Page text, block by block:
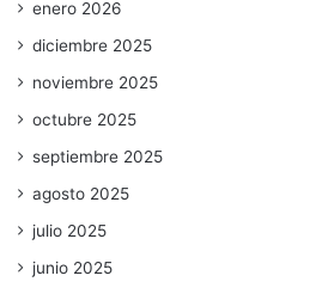
enero 2026
diciembre 2025
noviembre 2025
octubre 2025
septiembre 2025
agosto 2025
julio 2025
junio 2025